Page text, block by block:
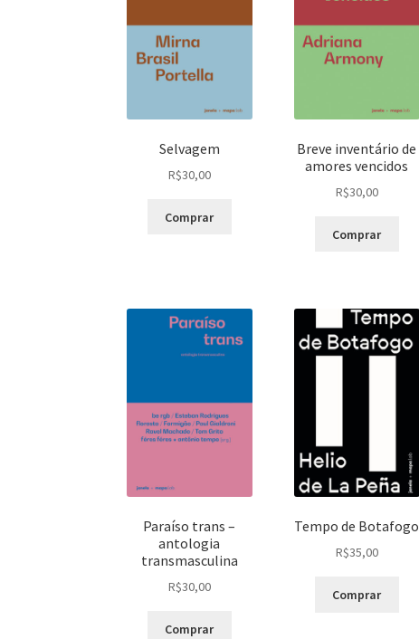
Selvagem
R$30,00
Comprar
Breve inventário de
amores vencidos
R$30,00
Comprar
Paraíso trans –
antologia
transmasculina
R$30,00
Comprar
Tempo de Botafogo
R$35,00
Comprar